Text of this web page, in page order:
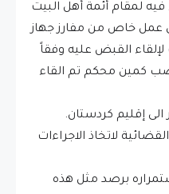
لمقام أئمة أهل البيت
عمل خاص من مفارز جهاز
القبض عليه وفقاً
كمين محكم تم القاء
الى إقليم كردستان.
لاتخاذ الاجراءات
برصد مثل هذه